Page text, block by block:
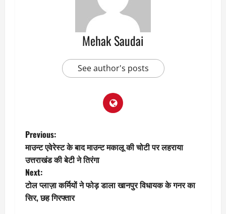
Mehak Saudai
See author's posts
P
o
s
t
Previous:
माउन्ट एवेरेस्ट के बाद माउन्ट मकालू की चोटी पर लहराया
उत्तराखंड की बेटी ने तिरंगा
Next:
टोल प्लाज़ा कर्मियों ने फोड़ डाला खानपुर विधायक के गनर का
सिर, छह गिरफ्तार